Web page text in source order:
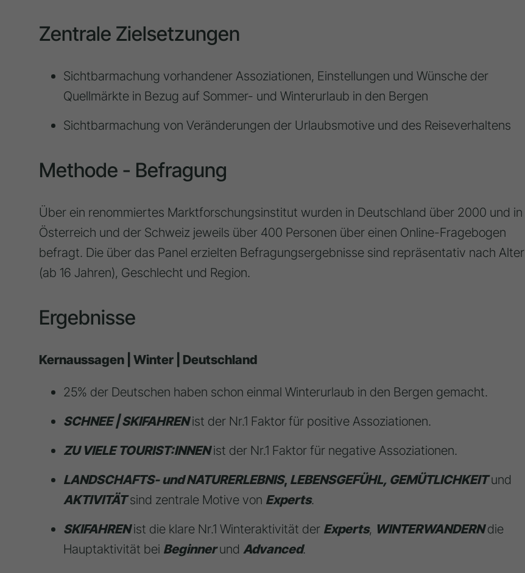
Zentrale Zielsetzungen
Sichtbarmachung vorhandener Assoziationen, Einstellungen und Wünsche der
Quellmärkte in Bezug auf Sommer- und Winterurlaub in den Bergen
Sichtbarmachung von Veränderungen der Urlaubsmotive und des Reiseverhaltens
Methode - Befragung
Über ein renommiertes Marktforschungsinstitut wurden in Deutschland über 2000 und in
Österreich und der Schweiz jeweils über 400 Personen über einen Online-Fragebogen
befragt. Die über das Panel erzielten Befragungsergebnisse sind repräsentativ nach Alter
(ab 16 Jahren), Geschlecht und Region.
Ergebnisse
Kernaussagen | Winter | Deutschland
25% der Deutschen haben schon einmal Winterurlaub in den Bergen gemacht.
SCHNEE | SKIFAHRENist der Nr.1 Faktor für positive Assoziationen.
ZU VIELE TOURIST:INNENist der Nr.1 Faktor für negative Assoziationen.
LANDSCHAFTS- und NATURERLEBNIS, LEBENSGEFÜHL, GEMÜTLICHKEITund
AKTIVITÄTsind zentrale Motive von Experts.
SKIFAHRENist die klare Nr.1 Winteraktivität der Experts, WINTERWANDERNdie
Hauptaktivität bei Beginnerund Advanced.